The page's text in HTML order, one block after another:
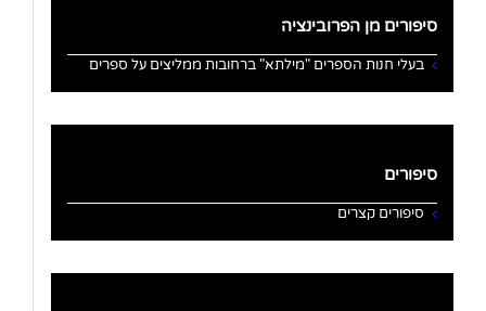
סיפורים מן הפרובינציה
בעלי חנות הספרים "מילתא" ברחובות ממליצים על ספרים
סיפורים
סיפורים קצרים